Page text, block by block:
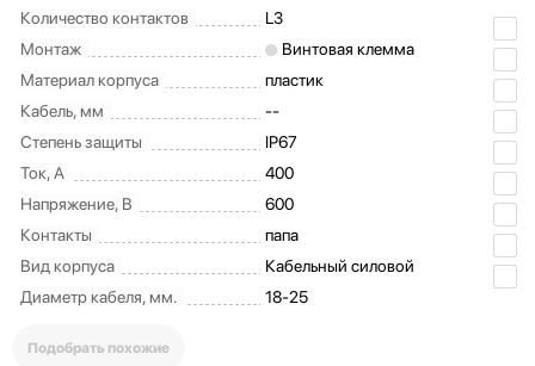
Количество контактов
L3
Монтаж
Винтовая клемма
Материал корпуса
пластик
Кабель, мм
--
Степень защиты
IP67
Ток, А
400
Напряжение, В
600
Контакты
папа
Вид корпуса
Кабельный cиловой
Диаметр кабеля, мм.
18-25
Подобрать похожие